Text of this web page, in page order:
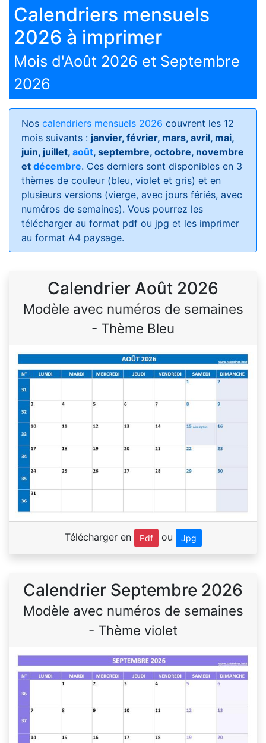
Calendriers mensuels
2026 à imprimer
Mois d'Août 2026 et Septembre
2026
Nos calendriers mensuels 2026 couvrent les 12
mois suivants : janvier, février, mars, avril, mai,
juin, juillet, août, septembre, octobre, novembre
et décembre. Ces derniers sont disponibles en 3
thèmes de couleur (bleu, violet et gris) et en
plusieurs versions (vierge, avec jours fériés, avec
numéros de semaines). Vous pourrez les
télécharger au format pdf ou jpg et les imprimer
au format A4 paysage.
Calendrier Août 2026
Modèle avec numéros de semaines
- Thème Bleu
Télécharger en Pdf ou Jpg
Calendrier Septembre 2026
Modèle avec numéros de semaines
- Thème violet